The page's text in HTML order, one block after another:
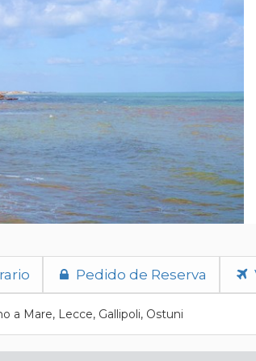
Pedido de Reserva
a Mare, Lecce, Gallipoli, Ostuni